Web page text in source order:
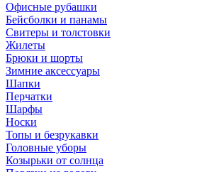
Офисные рубашки
Бейсболки и панамы
Свитеры и толстовки
Жилеты
Брюки и шорты
Зимние аксессуары
Шапки
Перчатки
Шарфы
Носки
Топы и безрукавки
Головные уборы
Козырьки от солнца